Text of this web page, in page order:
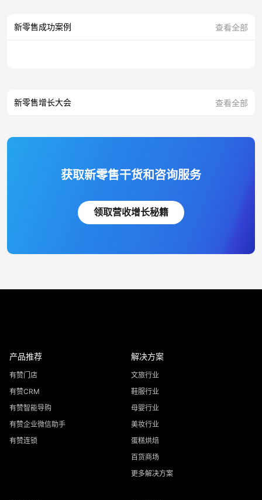
新零售成功案例 查看全部
新零售增长大会 查看全部
获取新零售干货和咨询服务
领取营收增长秘籍
产品推荐
有赞门店
有赞CRM
有赞智能导购
有赞企业微信助手
有赞连锁
解决方案
文旅行业
鞋服行业
母婴行业
美妆行业
蛋糕烘焙
百货商场
更多解决方案